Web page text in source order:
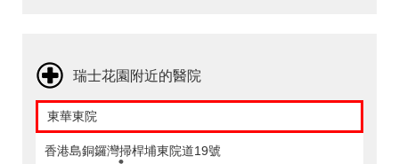
瑞士花園附近的醫院
東華東院
香港島銅鑼灣掃桿埔東院道19號